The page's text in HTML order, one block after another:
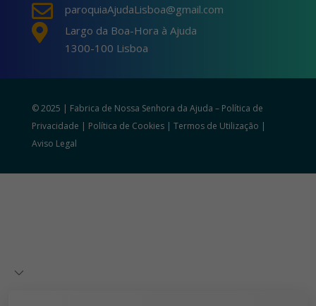
 paroquiaAjudaLisboa@gmail.com

Largo da Boa-Hora à Ajuda
1300-100 Lisboa
© 2025 | Fabrica de Nossa Senhora da Ajuda – Política de
Privacidade | Política de Cookies| Termos de Utilização |
Aviso Legal